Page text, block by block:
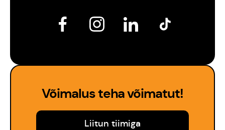
Võimalus teha võimatut!
Liitun tiimiga